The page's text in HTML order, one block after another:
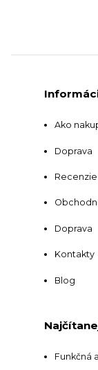
Ako
Doprava
Doprava
Kontakty
Blog
Funkčná